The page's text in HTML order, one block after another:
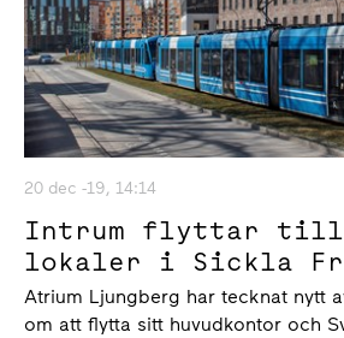
20 dec -19, 14:14
Intrum flyttar till
lokaler i Sickla
Atrium Ljungberg har tecknat nytt
om att flytta sitt huvudkontor och